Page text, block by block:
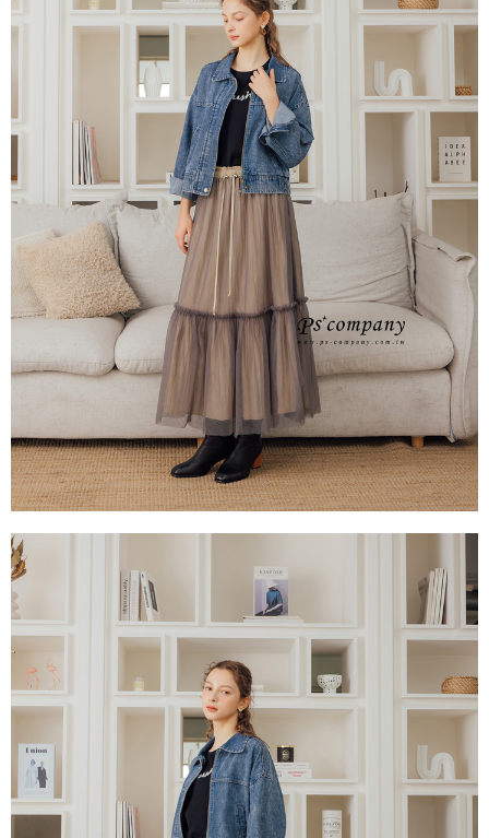
權轉讓予恩沛科技股份有限公司。
２．關於個人資料處理事宜，請瀏覽以下網址：
３．未成年的使用者請事先徵得法定代理人或監護人之同意方可使用
「AFTEE先享後付」，若未經同意申辦者引起之損失，本公司不負相關責
４．使用「AFTEE先享後付」時，將依據個別帳號之用戶狀況，依本公司即
時審查核予不同之上限額度；若仍有額度不足之情形，本公司將視審查結果
請求用戶進行身份認證。
５．嚴禁一人註冊多個帳號或使用他人資訊註冊。若發現惡意使用之情形，
恩沛科技股份有限公司將有權停止該用戶之使用額度並採取法律行動。